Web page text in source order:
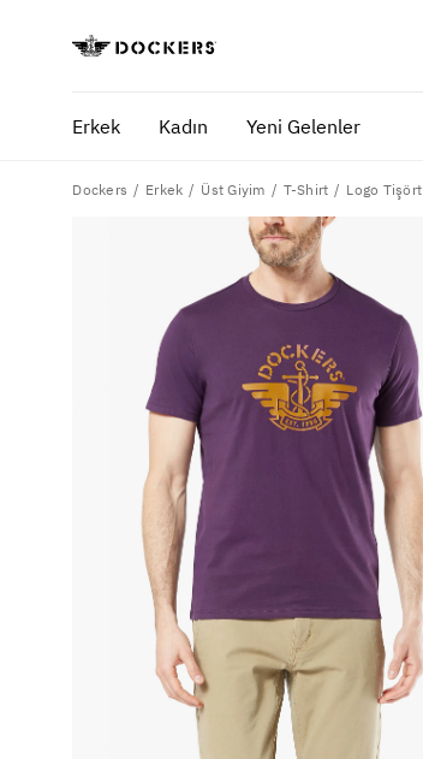
Erkek Kadın Yeni Gelenler
POPÜLER ARAMALAR
gömlek
ultimate chino pantolon
ona özel - erkek
ona özel - kadın
Dockers Erkek Üst Giyim T-Shirt Logo Tişört